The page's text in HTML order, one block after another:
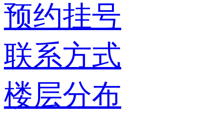
预约挂号
联系方式
楼层分布